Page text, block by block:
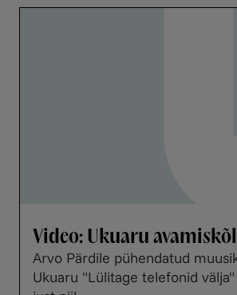
Video: Ukuaru
Arvo Pärdile pühendatud
Ukuaru "Lülitage telefonid